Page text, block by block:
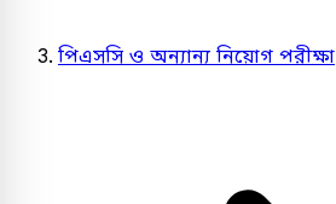
পিএসসি ও অন্যান্য নিয়োগ পরীক্ষা